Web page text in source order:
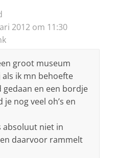
2012 om 11:30
groot museum
als ik mn behoefte
gedaan en een bordje
nog veel oh’s en
absoluut niet in
daarvoor rammelt